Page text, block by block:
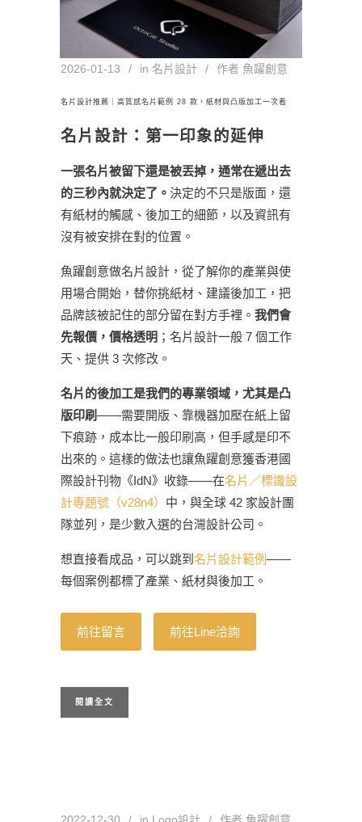
2026-01-13 in 名片設計 作者 魚躍創意
名片設計推薦｜高質感名片範例 28 款，紙材與凸版加工一次看
名片設計：第一印象的延伸
一張名片被留下還是被丟掉，通常在遞出去
的三秒內就決定了。 決定的不只是版面，還
有紙材的觸感、後加工的細節，以及資訊有
沒有被安排在對的位置。
魚躍創意做名片設計，從了解你的產業與使
用場合開始，替你挑紙材、建議後加工，把
品牌該被記住的部分留在對方手裡。 我們會
先報價，價格透明 ；名片設計一般 7 個工作
天、提供 3 次修改。
名片的後加工是我們的專業領域，尤其是凸
版印刷——需要開版、靠機器加壓在紙上留
下痕跡，成本比一般印刷高，但手感是印不
出來的。這樣的做法也讓魚躍創意獲香港國
際設計刊物《IdN》收錄——在名片／標識設
計專題號（v28n4） 中，與全球 42 家設計團
隊並列，是少數入選的台灣設計公司。
想直接看成品，可以跳到 名片設計範例 ——
每個案例都標了產業、紙材與後加工。
前往留言 前往Line洽詢
閱讀全文